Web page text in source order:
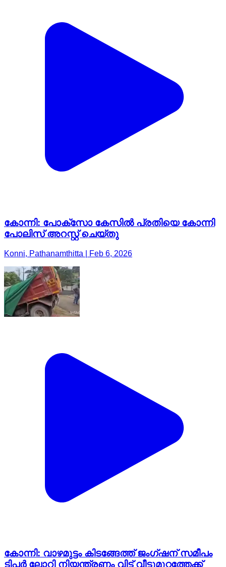
കോന്നി: പോക്സോ കേസിൽ പ്രതിയെ കോന്നി
പോലിസ് അറസ്റ്റ് ചെയ്തു
Konni, Pathanamthitta | Feb 6, 2026
കോന്നി: വാഴമുട്ടം കിടങ്ങേത്ത് ജംഗ്ഷന് സമീപം
ടിപ്പർ ലോറി നിയന്ത്രണം വിട്ട് വീട്ടുമുറ്റത്തേക്ക്